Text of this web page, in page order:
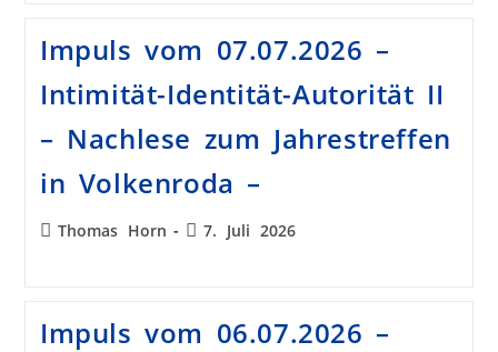
Impuls vom 07.07.2026 –
Intimität-Identität-Autorität II
– Nachlese zum Jahrestreffen
in Volkenroda –
Thomas Horn 7. Juli 2026
Impuls vom 06.07.2026 –